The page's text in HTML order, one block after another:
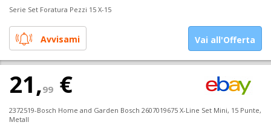
Serie Set Foratura Pezzi 15 X-15
Avvisami Vai all'Offerta
21,99 €
2372519-Bosch Home and Garden Bosch 2607019675 X-Line Set Mini, 15 Punte,
Metall